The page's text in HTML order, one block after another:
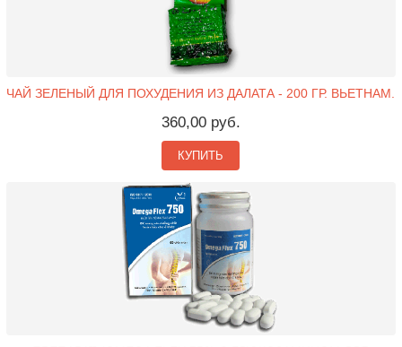
ЧАЙ ЗЕЛЕНЫЙ ДЛЯ ПОХУДЕНИЯ ИЗ ДАЛАТА - 200 ГР. ВЬЕТНАМ.
360,00 руб.
КУПИТЬ